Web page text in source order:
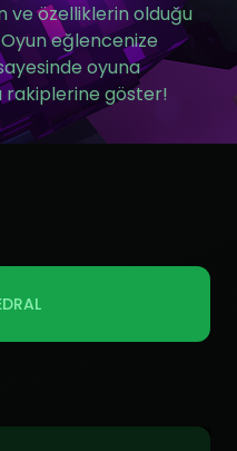
ve özelliklerin olduğu
eğlencenize
oyuna
rakiplerine göster!